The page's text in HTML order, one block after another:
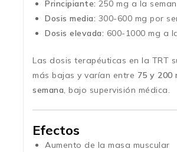
Principiante: 250 mg a la
Dosis media: 300-600 mg por
Dosis elevada: 600-1000 mg a
Las dosis terapéuticas en la TRT
más bajas y varían entre 75 y 200
semana, bajo supervisión médica.
Efectos
Aumento de la masa muscular